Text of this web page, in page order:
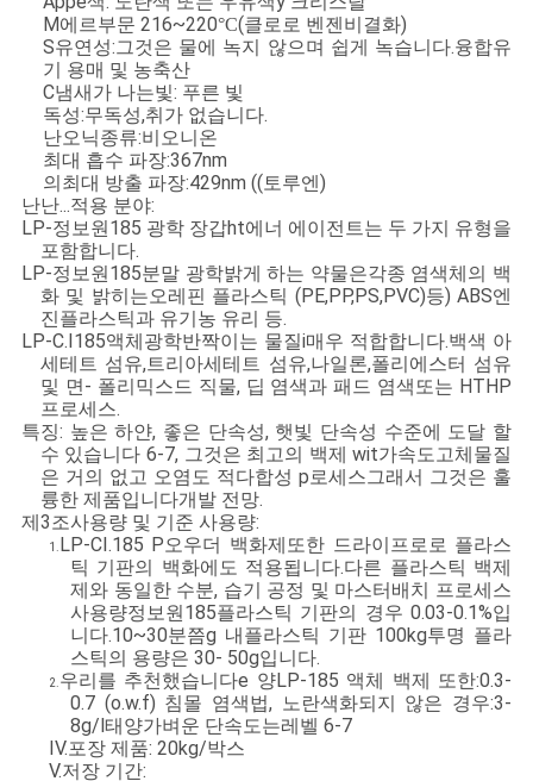
리
청
M에르부문 216~220°C(클로로 벤젠비결화)
S유연성:그것은 물에 녹지 않으며 쉽게 녹습니다.융합유
기 용매 및 농축산
C냄새가 나는빛: 푸른 빛
독성:무독성,취가 없습니다.
난오닉종류:비오니온
최대 흡수 파장:367nm
의 최대 방출 파장:429nm ((토루엔)
난난...적용 분야:
LP-정보원185 광학 장갑ht에너 에이전트는 두 가지 유형을
포함합니다.
LP-정보원185분말 광학밝게 하는 약물은각종 염색체의 백
화 및 밝히는오레핀 플라스틱 (PE,PP,PS,PVC)등) ABS엔
진플라스틱과 유기농 유리 등.
LP-C.I185액체 광학반짝이는 물질i매우 적합합니다.백색 아
세테트 섬유,트리아세테트 섬유,나일론,폴리에스터 섬유
및 면- 폴리 믹스드 직물, 딥 염색과 패드 염색또는 HTHP
프로세스.
특징: 높은 하얀, 좋은 단속성, 햇빛 단속성 수준에 도달 할
수 있습니다 6-7, 그것은 최고의 백제 wit가속도고체물질
은 거의 없고 오염도 적다합성 p로세스그래서 그것은 훌
륭한 제품입니다개발 전망.
제3조사용량 및 기준 사용량:
1. LP-CI.185 P오우더 백화제 또한 드라이프로로 플라스
틱 기판의 백화에도 적용됩니다.다른 플라스틱 백제
제와 동일한 수분, 습기 공정 및 마스터배치 프로세스
사용량정보원185플라스틱 기판의 경우 0.03-0.1%입
니다.10~30분쯤g 내 플라스틱 기판 100kg투명 플라
스틱의 용량은 30- 50g입니다.
2.우리를 추천했습니다e 양LP-185 액체 백제 또한:0.3-
0.7 (o.w.f) 침몰 염색법, 노란색화되지 않은 경우:3-
8g/l 태양가벼운 단속도는레벨 6-7
IV.포장 제품: 20kg/박스
V.저장 기간: